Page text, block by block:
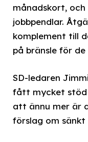
månadskort, och
jobbpendlar.
komplement till
på bränsle för
SD-ledaren
fått mycket stöd
att ännu mer är
förslag om